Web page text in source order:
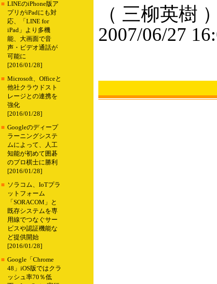
■ LINEのiPhone版ア
プリがiPadにも対
応、「LINE for
iPad」より多機
能、大画面で音
声・ビデオ通話が
可能に
[2016/01/28]
■ Microsoft、Officeと
他社クラウドスト
レージとの連携を
強化
[2016/01/28]
■ Googleのディープ
ラーニングシステ
ムによって、人工
知能が初めて囲碁
のプロ棋士に勝利
[2016/01/28]
■ ソラコム、IoTプラ
ットフォーム
「SORACOM」と
既存システムを専
用線でつなぐサー
ビスや認証機能な
ど提供開始
[2016/01/28]
■ Google「Chrome
48」iOS版ではクラ
ッシュ率70％低
（ 三柳英樹
2007/06/27